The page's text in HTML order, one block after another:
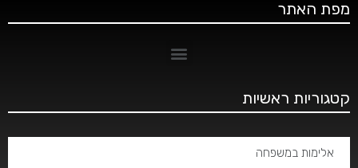
מפת האתר
קטגוריות ראשיות
אלימות במשפחה